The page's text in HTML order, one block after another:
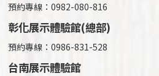
預約專線：0982-080-816
彰化展示體驗館(總部)
預約專線： 0986-831-528
台南展示體驗館